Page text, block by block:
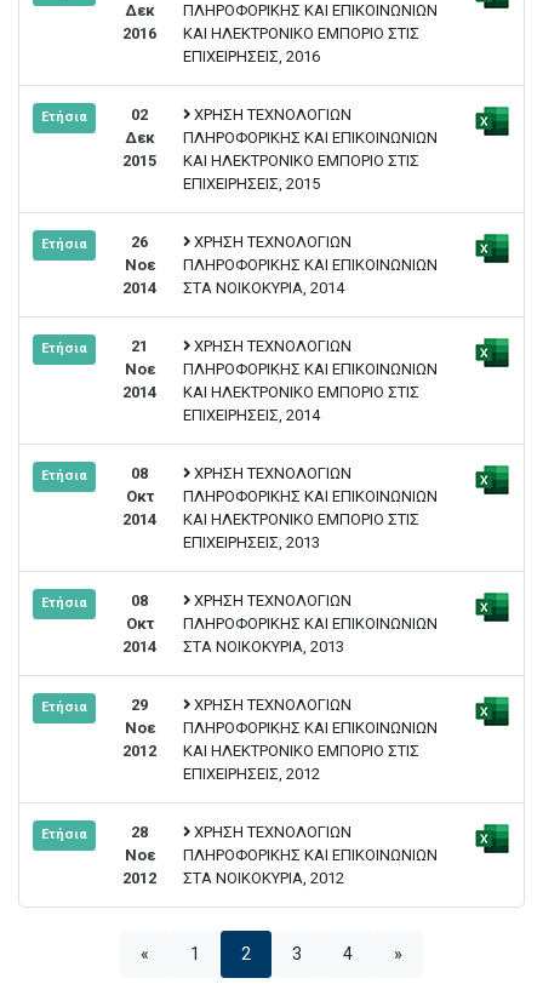
Δεκ
2016
ΠΛΗΡΟΦΟΡΙΚΗΣ ΚΑΙ ΕΠΙΚΟΙΝΩΝΙΩΝ
ΚΑΙ ΗΛΕΚΤΡΟΝΙΚΟ ΕΜΠΟΡΙΟ ΣΤΙΣ
ΕΠΙΧΕΙΡΗΣΕΙΣ, 2016
Ετήσια
02
Δεκ
2015
ΧΡΗΣΗ ΤΕΧΝΟΛΟΓΙΩΝ
ΠΛΗΡΟΦΟΡΙΚΗΣ ΚΑΙ ΕΠΙΚΟΙΝΩΝΙΩΝ
ΚΑΙ ΗΛΕΚΤΡΟΝΙΚΟ ΕΜΠΟΡΙΟ ΣΤΙΣ
ΕΠΙΧΕΙΡΗΣΕΙΣ, 2015
Ετήσια
26
Νοε
2014
ΧΡΗΣΗ ΤΕΧΝΟΛΟΓΙΩΝ
ΠΛΗΡΟΦΟΡΙΚΗΣ ΚΑΙ ΕΠΙΚΟΙΝΩΝΙΩΝ
ΣΤΑ ΝΟΙΚΟΚΥΡΙΑ, 2014
Ετήσια
21
Νοε
2014
ΧΡΗΣΗ ΤΕΧΝΟΛΟΓΙΩΝ
ΠΛΗΡΟΦΟΡΙΚΗΣ ΚΑΙ ΕΠΙΚΟΙΝΩΝΙΩΝ
ΚΑΙ ΗΛΕΚΤΡΟΝΙΚΟ ΕΜΠΟΡΙΟ ΣΤΙΣ
ΕΠΙΧΕΙΡΗΣΕΙΣ, 2014
Ετήσια
08
Οκτ
2014
ΧΡΗΣΗ ΤΕΧΝΟΛΟΓΙΩΝ
ΠΛΗΡΟΦΟΡΙΚΗΣ ΚΑΙ ΕΠΙΚΟΙΝΩΝΙΩΝ
ΚΑΙ ΗΛΕΚΤΡΟΝΙΚΟ ΕΜΠΟΡΙΟ ΣΤΙΣ
ΕΠΙΧΕΙΡΗΣΕΙΣ, 2013
Ετήσια
08
Οκτ
2014
ΧΡΗΣΗ ΤΕΧΝΟΛΟΓΙΩΝ
ΠΛΗΡΟΦΟΡΙΚΗΣ ΚΑΙ ΕΠΙΚΟΙΝΩΝΙΩΝ
ΣΤΑ ΝΟΙΚΟΚΥΡΙΑ, 2013
Ετήσια
29
Νοε
2012
ΧΡΗΣΗ ΤΕΧΝΟΛΟΓΙΩΝ
ΠΛΗΡΟΦΟΡΙΚΗΣ ΚΑΙ ΕΠΙΚΟΙΝΩΝΙΩΝ
ΚΑΙ ΗΛΕΚΤΡΟΝΙΚΟ ΕΜΠΟΡΙΟ ΣΤΙΣ
ΕΠΙΧΕΙΡΗΣΕΙΣ, 2012
Ετήσια
28
Νοε
2012
ΧΡΗΣΗ ΤΕΧΝΟΛΟΓΙΩΝ
ΠΛΗΡΟΦΟΡΙΚΗΣ ΚΑΙ ΕΠΙΚΟΙΝΩΝΙΩΝ
ΣΤΑ ΝΟΙΚΟΚΥΡΙΑ, 2012
« 1 2 3 4 »